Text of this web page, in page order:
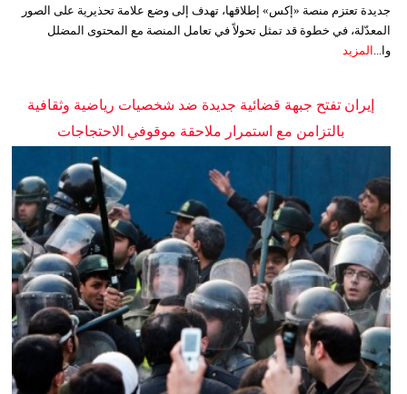
جديدة تعتزم منصة «إكس» إطلاقها، تهدف إلى وضع علامة تحذيرية على الصور
المعدّلة، في خطوة قد تمثل تحولاً في تعامل المنصة مع المحتوى المضلل
وا... المزيد
إيران تفتح جبهة قضائية جديدة ضد شخصيات رياضية وثقافية
بالتزامن مع استمرار ملاحقة موقوفي الاحتجاجات